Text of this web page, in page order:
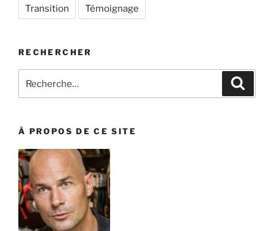
Transition Témoignage
RECHERCHER
pour
À PROPOS DE CE SITE